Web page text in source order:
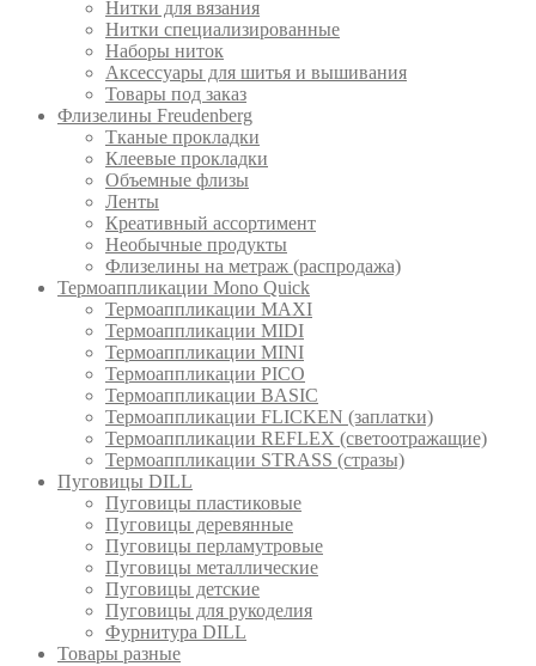
Нитки для вязания
Нитки специализированные
Наборы ниток
Аксессуары для шитья и вышивания
Товары под заказ
Флизелины Freudenberg
Тканые прокладки
Клеевые прокладки
Объемные флизы
Ленты
Креативный ассортимент
Необычные продукты
Флизелины на метраж (распродажа)
Термоаппликации Mono Quick
Термоаппликации MAXI
Термоаппликации MIDI
Термоаппликации MINI
Термоаппликации PICO
Термоаппликации BASIC
Термоаппликации FLICKEN (заплатки)
Термоаппликации REFLEX (светоотражащие)
Термоаппликации STRASS (стразы)
Пуговицы DILL
Пуговицы пластиковые
Пуговицы деревянные
Пуговицы перламутровые
Пуговицы металлические
Пуговицы детские
Пуговицы для рукоделия
Фурнитура DILL
Товары разные